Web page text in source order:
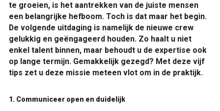
te groeien, is het aantrekken van de juiste mensen
een belangrijke hefboom. Toch is dat maar het begin.
De volgende uitdaging is namelijk de nieuwe crew
gelukkig en geëngageerd houden. Zo haalt u niet
enkel talent binnen, maar behoudt u de expertise ook
op lange termijn. Gemakkelijk gezegd? Met deze vijf
tips zet u deze missie meteen vlot om in de praktijk.
1. Communiceer open en duidelijk